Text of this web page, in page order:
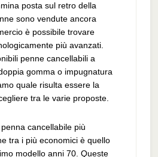
posta sul retro della
sono vendute ancora
è possibile trovare
più avanzati.
penne cancellabili a
gomma o impugnatura
quale risulta essere la
tra le varie proposte.
cancellabile più
tra i più economici è quello
modello anni 70. Queste